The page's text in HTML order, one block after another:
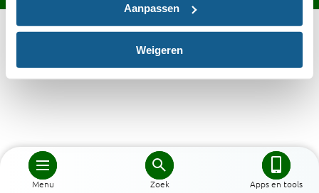
Aanpassen
Weigeren
Menu Zoek Apps en tools